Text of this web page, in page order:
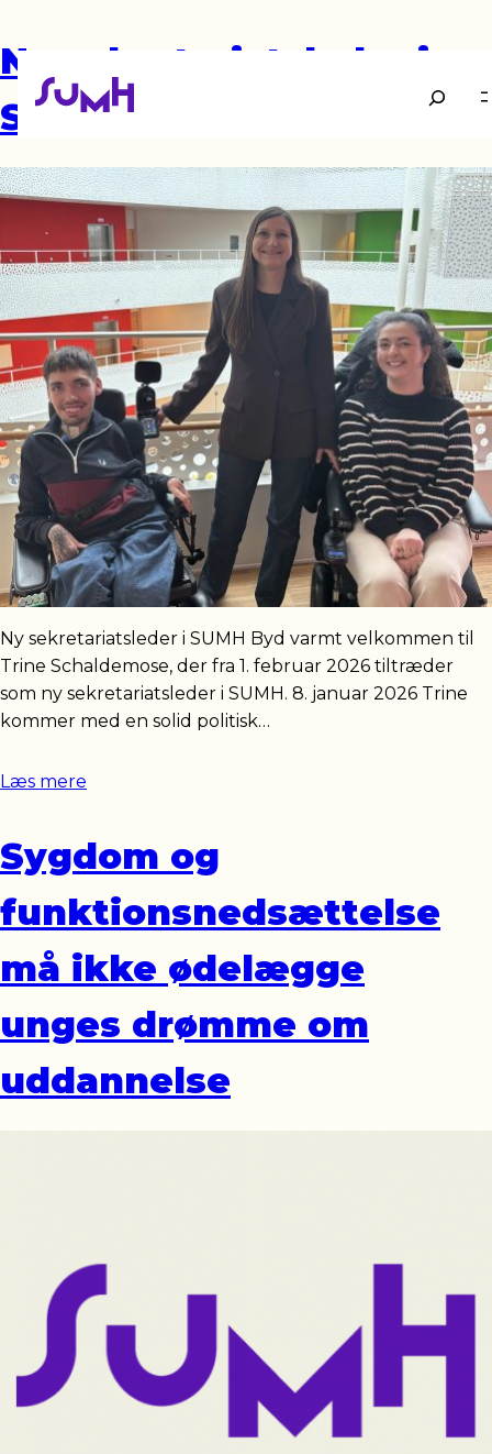
Søg
Ny sekretariatsleder i
SUMH
Ny sekretariatsleder i SUMH Byd varmt velkommen til
Trine Schaldemose, der fra 1. februar 2026 tiltræder
som ny sekretariatsleder i SUMH. 8. januar 2026 Trine
kommer med en solid politisk…
Læs mere
Sygdom og
funktionsnedsættelse
må ikke ødelægge
unges drømme om
uddannelse